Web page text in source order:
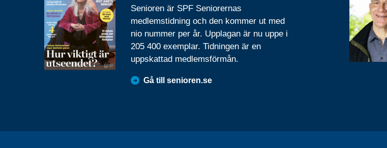
Senioren är SPF Seniorernas
medlemstidning och den kommer ut med
nio nummer per år. Upplagan är nu uppe i
205 400 exemplar. Tidningen är en
uppskattad medlemsförmån.
Gå till senioren.se